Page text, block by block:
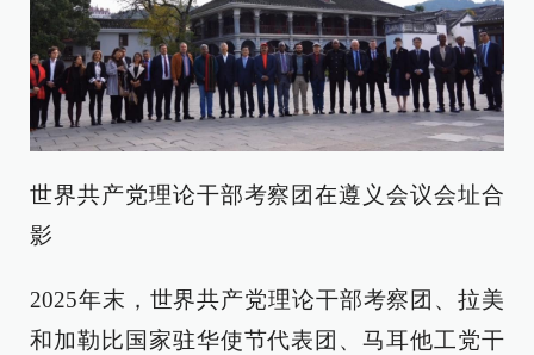
世界共产党理论干部考察团在遵义会议会址合
影
2025年末，世界共产党理论干部考察团、拉美
和加勒比国家驻华使节代表团、马耳他工党干